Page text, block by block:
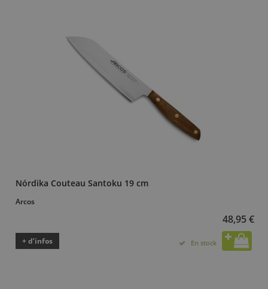
Nórdika Couteau Santoku 19 cm
Arcos
48,95 €
+ d’infos En stock